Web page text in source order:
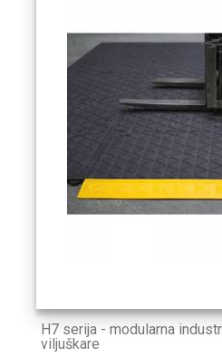
H7 serija - modularna
viljuškare